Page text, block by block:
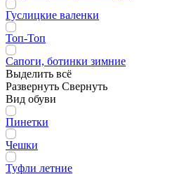
Гуслицкие валенки
Топ-Топ
Сапоги, ботинки зимние
Выделить всё
Развернуть Свернуть
Вид обуви
Пинетки
Чешки
Туфли летние